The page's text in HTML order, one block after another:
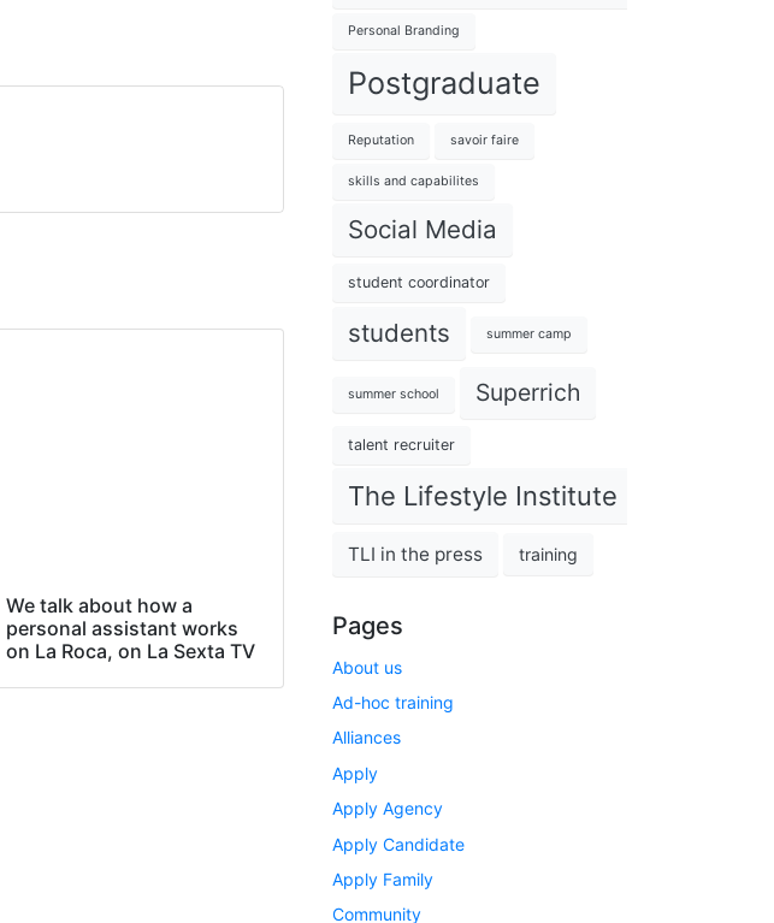
We talk about how a
personal assistant works
on La Roca, on La Sexta TV
Personal Branding
Postgraduate
Reputation savoir faire
skills and capabilites
Social Media
student coordinator
students summer camp
summer school Superrich
talent recruiter
The Lifestyle Institute
TLI in the press training
Pages
About us
Ad-hoc training
Alliances
Apply
Apply Agency
Apply Candidate
Apply Family
Community